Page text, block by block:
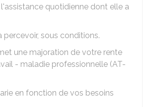
quotidienne dont elle a
percevoir, sous conditions.
une majoration de votre rente
- maladie professionnelle (AT-
en fonction de vos besoins